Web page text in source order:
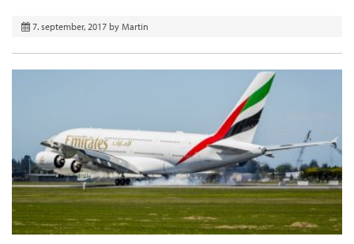
7. september, 2017 by Martin